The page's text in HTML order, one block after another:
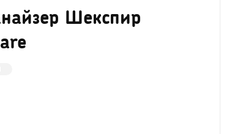
Шекспир